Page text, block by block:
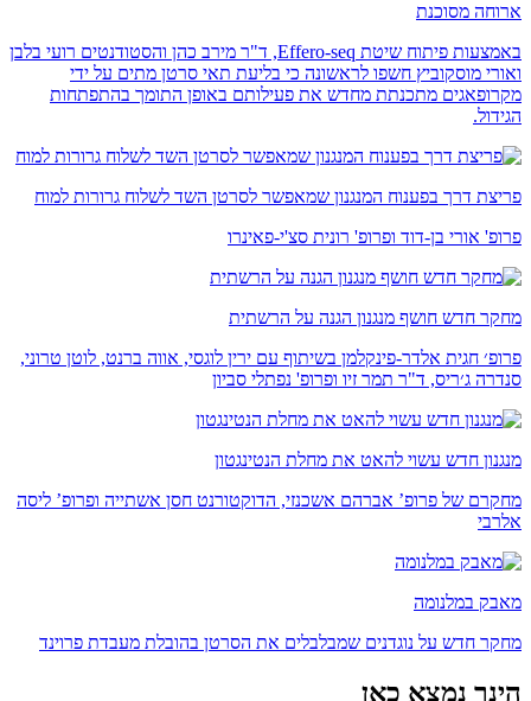
ארוחה מסוכנת
באמצעות פיתוח שיטת Effero-seq, ד"ר מירב כהן והסטודנטים רועי בלבן
ואורי מוסקוביץ חשפו לראשונה כי בליעת תאי סרטן מתים על ידי
מקרופאגים מתכנתת מחדש את פעילותם באופן התומך בהתפתחות
הגידול.
פריצת דרך בפענוח המנגנון שמאפשר לסרטן השד לשלוח גרורות למוח
פרופ' אורי בן-דוד ופרופ' רונית סצ'י-פאינרו
מחקר חדש חושף מנגנון הגנה על הרשתית
פרופ׳ חגית אלדר-פינקלמן בשיתוף עם ירין לוגסי, אווה ברנט, לוטן טרוני,
סנדרה ג׳ריס, ד"ר תמר זיו ופרופ' נפתלי סביון
מנגנון חדש עשוי להאט את מחלת הנטינגטון
מחקרם של פרופ’ אברהם אשכנזי, הדוקטורנט חסן אשתייה ופרופ’ ליסה
אלרבי
מאבק במלנומה
מחקר חדש על נוגדנים שמבלבלים את הסרטן בהובלת מעבדת פרוינד
הינך נמצא כאן